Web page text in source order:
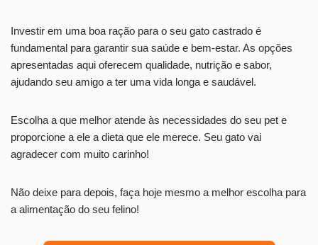
Investir em uma boa ração para o seu gato castrado é
fundamental para garantir sua saúde e bem-estar. As opções
apresentadas aqui oferecem qualidade, nutrição e sabor,
ajudando seu amigo a ter uma vida longa e saudável.
Escolha a que melhor atende às necessidades do seu pet e
proporcione a ele a dieta que ele merece. Seu gato vai
agradecer com muito carinho!
Não deixe para depois, faça hoje mesmo a melhor escolha para
a alimentação do seu felino!